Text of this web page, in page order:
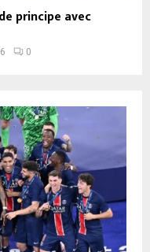
principe avec
0